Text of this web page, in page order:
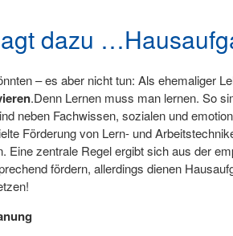
dazu
– es aber nicht tun: Als ehemaliger
.Denn Lernen muss man lernen. So
neben Fachwissen, sozialen und
Förderung von Lern- und
Eine zentrale Regel ergibt sich aus der
fördern, allerdings dienen